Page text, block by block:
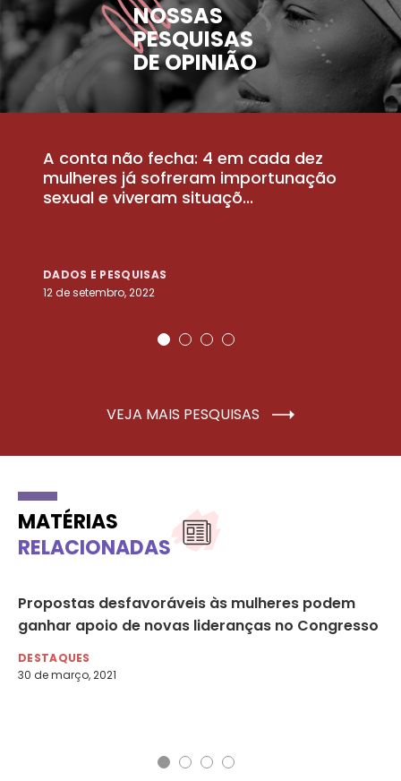
NOSSAS
PESQUISAS
DE OPINIÃO
A conta não fecha: 4 em cada dez
mulheres já sofreram importunação
sexual e viveram situaçõ...
DADOS E PESQUISAS
12 de setembro, 2022
VEJA MAIS PESQUISAS
MATÉRIAS
RELACIONADAS
Propostas desfavoráveis às mulheres podem
ganhar apoio de novas lideranças no Congresso
DESTAQUES
30 de março, 2021